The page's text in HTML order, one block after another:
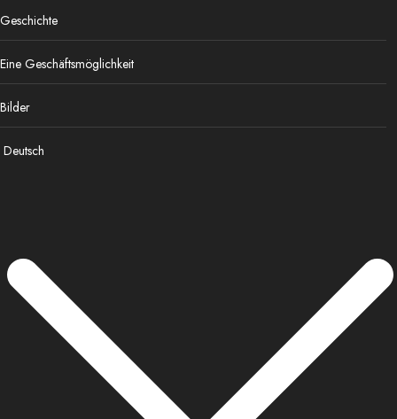
Geschichte
Eine Geschäftsmöglichkeit
Bilder
Deutsch